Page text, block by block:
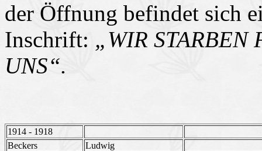
der Öffnung befindet sich
Inschrift: „WIR
UNS“.
1914 - 1918
Beckers
Ludwig